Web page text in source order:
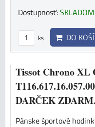
Dostupnosť:
ks DO
Tissot Chrono XL
DARČEK
Pánske športové